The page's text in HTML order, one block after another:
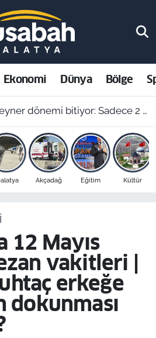
Ekonomi Dünya Bölge
dönemi bitiyor: Sadece 2 kent kalacak
Akçadağ Eğitim Kültür
12 Mayıs
vakitleri |
erkeğe
dokunması
Eczaneler
Haritası
ve Fikstür